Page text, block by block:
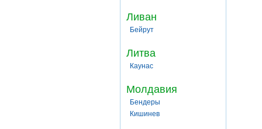
Ливан
Бейрут
Литва
Каунас
Молдавия
Бендеры
Кишинев